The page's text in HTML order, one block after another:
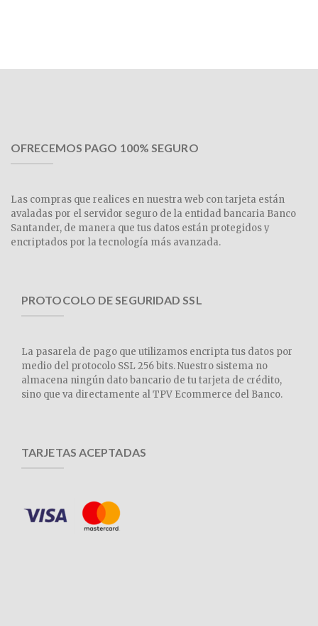
OFRECEMOS PAGO 100% SEGURO
Las compras que realices en nuestra web con tarjeta están
avaladas por el servidor seguro de la entidad bancaria Banco
Santander, de manera que tus datos están protegidos y
encriptados por la tecnología más avanzada.
PROTOCOLO DE SEGURIDAD SSL
La pasarela de pago que utilizamos encripta tus datos por
medio del protocolo SSL 256 bits. Nuestro sistema no
almacena ningún dato bancario de tu tarjeta de crédito,
sino que va directamente al TPV Ecommerce del Banco.
TARJETAS ACEPTADAS